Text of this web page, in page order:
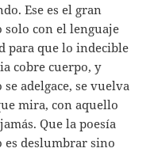
Ese es el gran
con el lenguaje
para que lo indecible
cobre cuerpo, y
adelgace, se vuelva
mira, con aquello
Que la poesía
es deslumbrar sino